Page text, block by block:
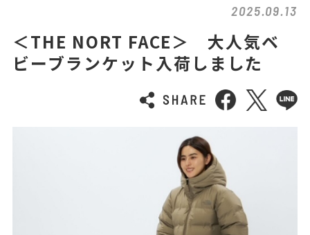
2025.09.13
＜THE NORT FACE＞ 大人気ベ
ビーブランケット入荷しました